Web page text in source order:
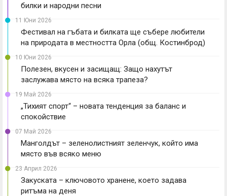
билки и народни песни
11 Юни 2026
Фестивал на гъбата и билката ще събере любители
на природата в местността Орла (общ. Костинброд)
10 Юни 2026
Полезен, вкусен и засищащ: Защо нахутът
заслужава място на всяка трапеза?
19 Май 2026
„Тихият спорт“ – новата тенденция за баланс и
спокойствие
07 Май 2026
Манголдът – зеленолистният зеленчук, който има
място във всяко меню
23 Април 2026
Закуската – ключовото хранене, което задава
ритъма на деня